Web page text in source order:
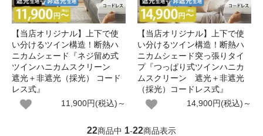
【当店オリジナル】上下で使
い分けるツイン構造！断熱ハ
ニカムシェード『ネジ留め式
ツインハニカムスクリーン
遮光＋非遮光（採光） コード
レス式』
11,900円(税込)～
【当店オリジナル】上下で使
い分けるツイン構造！断熱ハ
ニカムシェード突っ張りタイ
プ『つっぱり式ツインハニカ
ムスクリーン 遮光＋非遮光
（採光）コードレス式』
14,900円(税込)～
22商品中 1-22商品表示